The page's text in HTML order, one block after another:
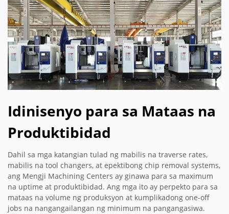
Idinisenyo para sa Mataas na
Produktibidad
Dahil sa mga katangian tulad ng mabilis na traverse rates,
mabilis na tool changers, at epektibong chip removal systems,
ang Mengji Machining Centers ay ginawa para sa maximum
na uptime at produktibidad. Ang mga ito ay perpekto para sa
mataas na volume ng produksyon at kumplikadong one-off
jobs na nangangailangan ng minimum na pangangasiwa.